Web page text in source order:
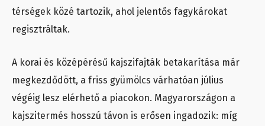
térségek közé tartozik, ahol jelentős fagykárokat
regisztráltak.
A korai és középérésű kajszifajták betakarítása már
megkezdődött, a friss gyümölcs várhatóan július
végéig lesz elérhető a piacokon. Magyarországon a
kajszitermés hosszú távon is erősen ingadozik: míg